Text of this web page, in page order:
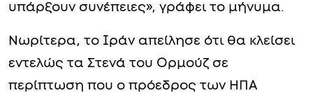
υπάρξουν συνέπειες», γράφει το μήνυμα.
Νωρίτερα, το Ιράν απείλησε ότι θα κλείσει
εντελώς τα Στενά του Ορμούζ σε
περίπτωση που ο πρόεδρος των ΗΠΑ